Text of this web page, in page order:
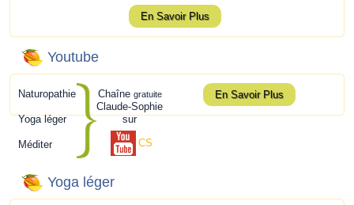
En Savoir Plus
Youtube
Naturopathie
Yoga léger
Méditer
Chaîne gratuite
Claude-Sophie
sur
CS
En Savoir Plus
Yoga léger